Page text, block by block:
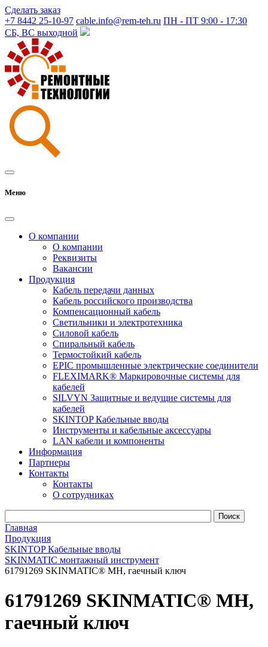
Сделать заказ
+7 8442 25-10-97 cable.info@rem-teh.ru ПН - ПТ 9:00 - 17:30
СБ, ВС выходной
Меню
О компании
О компании
Реквизиты
Вакансии
Продукция
Кабель передачи данных
Кабель российского производства
Компенсационный кабель
Светильники и электротехника
Силовой кабель
Спиральный кабель
Термостойкий кабель
EPIC промышленные электрические соединители
FLEXIMARK® Маркировочные системы для
кабелей
SILVYN Защитные и ведущие системы для
кабелей
SKINTOP Кабельные вводы
Инструменты и кабельные аксессуары
LAN кабели и компоненты
Информация
Партнеры
Контакты
Контакты
О сотрудниках
Главная
Продукция
SKINTOP Кабельные вводы
SKINMATIC монтажный инструмент
61791269 SKINMATIC® MH, гаечный ключ
61791269 SKINMATIC® MH,
гаечный ключ